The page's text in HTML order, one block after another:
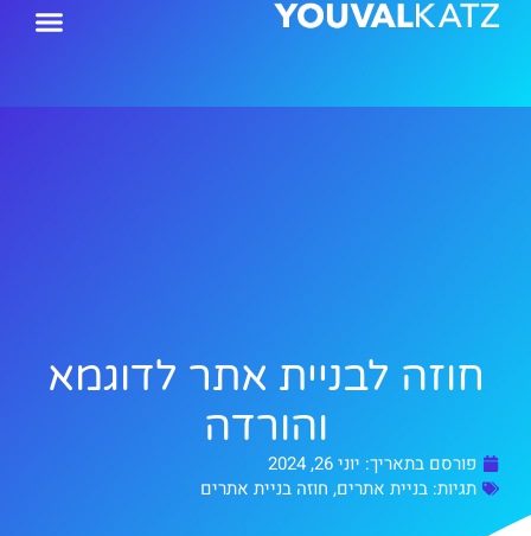
דילוג
חוזה לבניית אתר לדוגמא
והורדה
פורסם בתאריך: יוני 26, 2024
תגיות: בניית אתרים, חוזה בניית אתרים